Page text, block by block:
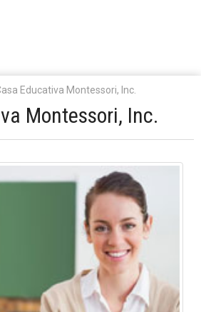
Educativa Montessori, Inc.
Montessori, Inc.